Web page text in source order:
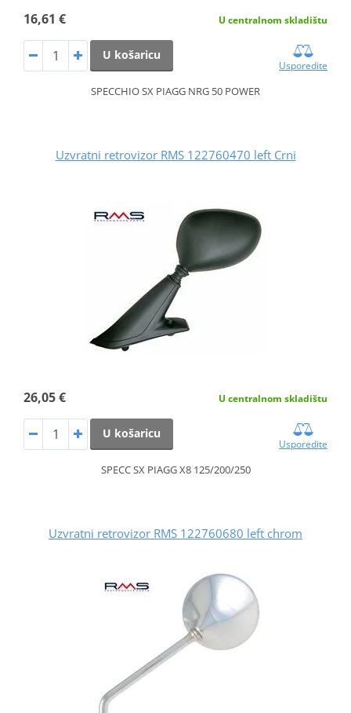
16,61 € U centralnom skladištu
U košaricu
Usporedite
SPECCHIO SX PIAGG NRG 50 POWER
Uzvratni retrovizor RMS 122760470 left Crni
26,05 € U centralnom skladištu
U košaricu
Usporedite
SPECC SX PIAGG X8 125/200/250
Uzvratni retrovizor RMS 122760680 left chrom